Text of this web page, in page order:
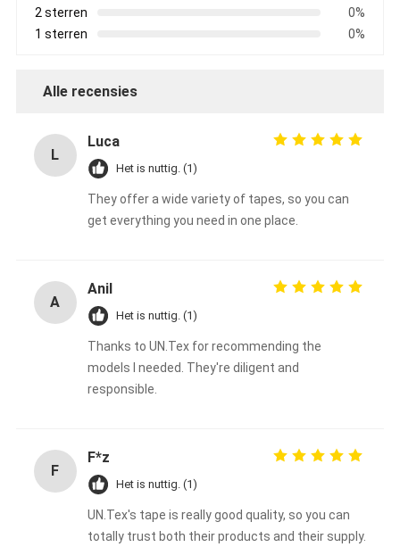
2 sterren
0%
1 sterren
0%
Alle recensies
L
Luca
Het is nuttig. (1)
They offer a wide variety of tapes, so you can
get everything you need in one place.
A
Anil
Het is nuttig. (1)
Thanks to UN.Tex for recommending the
models I needed. They're diligent and
responsible.
F
F*z
Het is nuttig. (1)
UN.Tex's tape is really good quality, so you can
totally trust both their products and their supply.